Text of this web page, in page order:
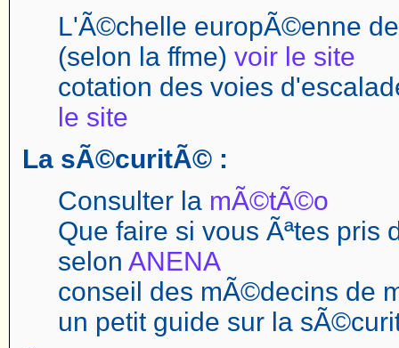
L'Ã©chelle europÃ©enne
(selon la ffme) voir le site
cotation des voies
le site
La sÃ©curitÃ© :
Consulter la mÃ©tÃ©o
Que faire si vous Ãªtes pris
selon ANENA
conseil des mÃ©decins de
un petit guide sur la